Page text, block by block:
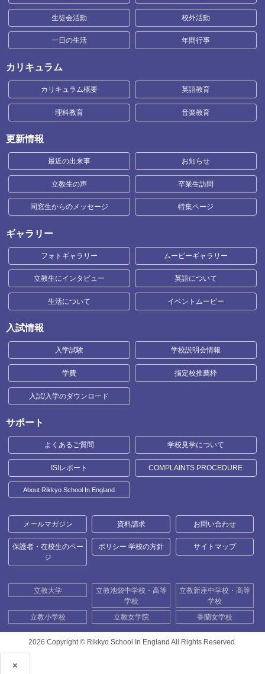
生徒会活動 校外活動
一日の生活 年間行事
カリキュラム
カリキュラム概要 英語教育
理科教育 音楽教育
更新情報
最近の出来事 お知らせ
立教生の声 卒業生訪問
同窓生からのメッセージ 特集ページ
ギャラリー
フォトギャラリー ムービーギャラリー
立教生にインタビュー 英語について
生活について イベントムービー
入試情報
入学試験 学校説明会情報
学費 指定校推薦枠
入試/入学のダウンロード
サポート
よくあるご質問 学校見学について
ISIレポート COMPLAINTS PROCEDURE
About Rikkyo School In England
メールマガジン 資料請求 お問い合わせ
保護者・在校生のペー
ジ
ポリシー 学校の方針 サイトマップ
立教大学
立教池袋中学校・高等
学校
立教新座中学校・高等
学校
立教小学校
立教女学院 香蘭女学校
2026 Copyright © Rikkyo School In England All Rights Reserved.
×